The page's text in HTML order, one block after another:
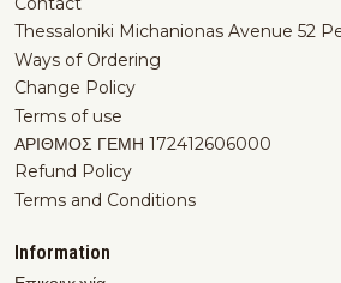
Thessaloniki Michanionas Avenue 52
Ways of Ordering
Change Policy
Terms of use
ΑΡΙΘΜΟΣ ΓΕΜΗ 172412606000
Refund Policy
Terms and Conditions
Information